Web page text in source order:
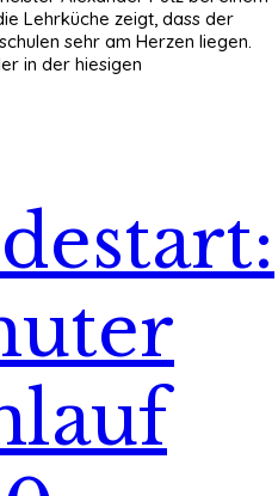
Lehrküche zeigt, dass der
sehr am Herzen liegen.
in der hiesigen